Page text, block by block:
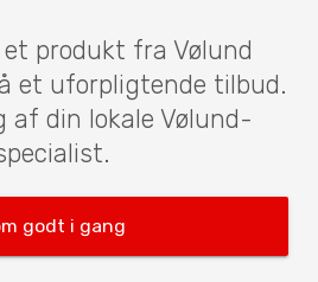
et produkt fra Vølund
et uforpligtende tilbud.
af din lokale Vølund-
godt i gang